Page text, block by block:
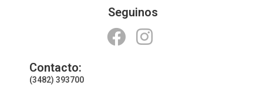
Seguinos
Contacto:
(3482) 393700